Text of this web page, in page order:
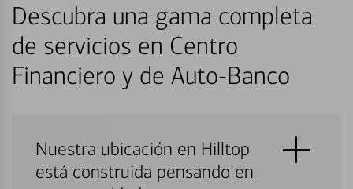
Descubra una gama completa
de servicios en Centro
Financiero y de Auto-Banco
Nuestra ubicación en Hilltop
está construida pensando en